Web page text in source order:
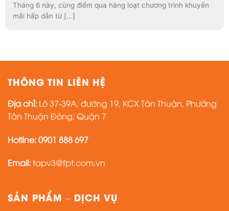
Tháng 6 này, cùng điểm qua hàng loạt chương trình khuyến
mãi hấp dẫn từ [...]
THÔNG TIN LIÊN HỆ
Địa chỉ: Lô 37-39A, đường 19, KCX Tân Thuận, Phường
Tân Thuận Đông, Quận 7
Hotline:0901 888 697
Email:tapv3@fpt.com.vn
SẢN PHẨM – DỊCH VỤ